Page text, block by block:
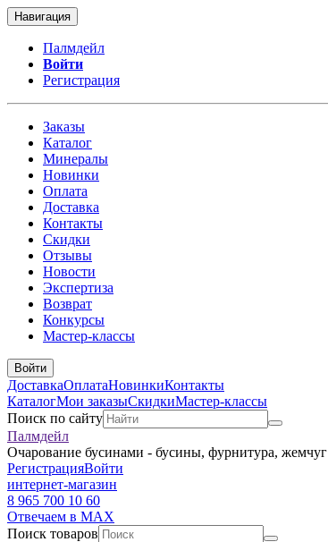
Навигация
Палмдейл
Войти
Регистрация
Заказы
Каталог
Минералы
Новинки
Оплата
Доставка
Контакты
Скидки
Отзывы
Новости
Экспертиза
Возврат
Конкурсы
Мастер-классы
Войти
ДоставкаОплатаНовинкиКонтакты
КаталогМои заказыСкидкиМастер-классы
Поиск по сайту
Палмдейл
Очарование бусинами - бусины, фурнитура, жемчуг
РегистрацияВойти
интернет-магазин
8 965 700 10 60
Отвечаем в MAX
Поиск товаров